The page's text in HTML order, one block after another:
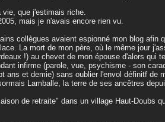
vie, que j'estimais riche.
mais je n'avais encore rien vu.
collègues avaient espionné mon blog afin
La mort de mon père, où le même jour
!) au chevet de mon épouse d'alors qui
infirme (parole, vue, psychisme - son
ans et demie) sans oublier l'envol définitf de
Lamballe, la terre de ses ancêtres
de retraite" dans un village Haut-Doubs